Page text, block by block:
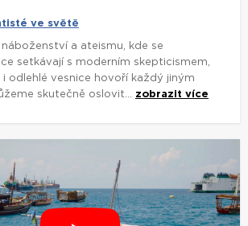
ve světě
a ateismu, kde se
setkávají s moderním skepticismem,
i odlehlé vesnice hovoří každý jiným
skutečně oslovit... zobrazit více